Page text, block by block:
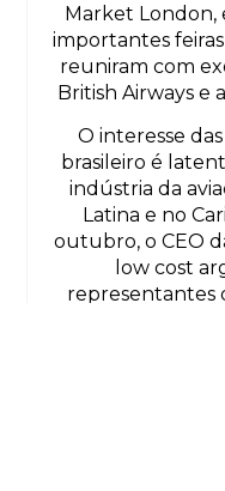
Market London,
importantes
reuniram com
British Airways e
O interesse
brasileiro é
indústria da
Latina e no
outubro, o CEO
low cost
representantes